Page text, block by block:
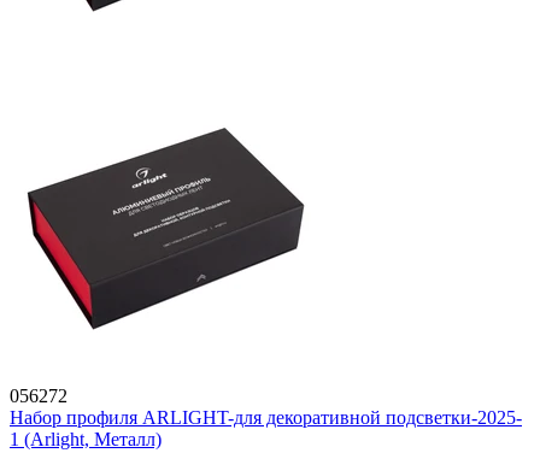
056272
Набор профиля ARLIGHT-для декоративной подсветки-2025-
1 (Arlight, Металл)